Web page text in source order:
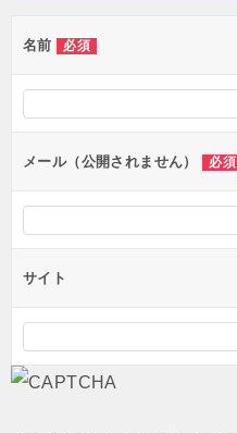
ー
シ
ョ
ン
名前 必須
メール（公開されません） 必須
サイト